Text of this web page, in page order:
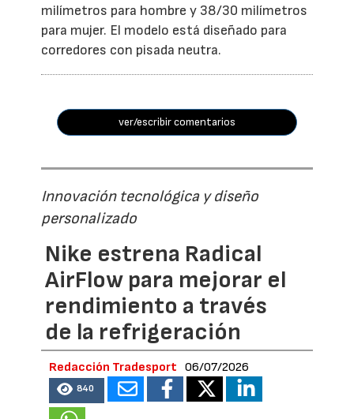
milímetros para hombre y 38/30 milímetros
para mujer. El modelo está diseñado para
corredores con pisada neutra.
ver/escribir comentarios
Innovación tecnológica y diseño
personalizado
Nike estrena Radical
AirFlow para mejorar el
rendimiento a través
de la refrigeración
Redacción Tradesport 06/07/2026
840